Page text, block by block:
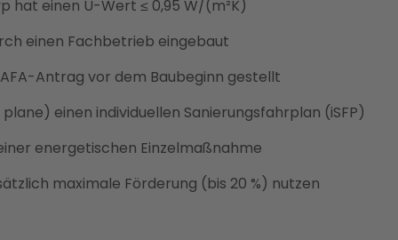
hat einen U-Wert ≤ 0,95 W/(m²K)
einen Fachbetrieb eingebaut
Antrag vor dem Baubeginn gestellt
einen individuellen Sanierungsfahrplan (iSFP)
energetischen Einzelmaßnahme
maximale Förderung (bis 20 %) nutzen